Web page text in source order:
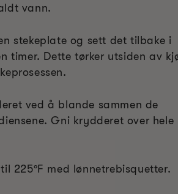
vann.
stekeplate og sett det tilbake i
timer. Dette tørker utsiden av
ved å blande sammen de
Gni krydderet over hele
225ºF med lønnetrebisquetter.